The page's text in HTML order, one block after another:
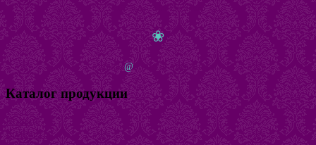
❀
@bijuteria-magazin.ru
Каталог продукции